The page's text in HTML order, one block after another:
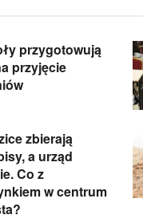
przygotowują
przyjęcie
zbierają
a urząd
Co z
w centrum